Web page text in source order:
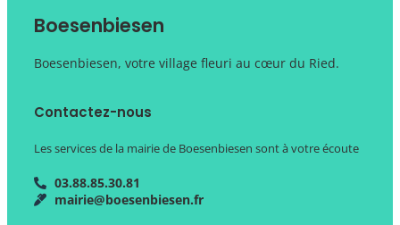
Boesenbiesen
Boesenbiesen, votre village fleuri au cœur du Ried.
Contactez-nous
Les services de la mairie de Boesenbiesen sont à votre écoute
03.88.85.30.81
mairie@boesenbiesen.fr